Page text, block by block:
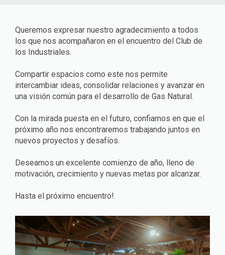
Queremos expresar nuestro agradecimiento a todos
los que nos acompañaron en el encuentro del Club de
los Industriales.
Compartir espacios como este nos permite
intercambiar ideas, consolidar relaciones y avanzar en
una visión común para el desarrollo de Gas Natural.
Con la mirada puesta en el futuro, confiamos en que el
próximo año nos encontraremos trabajando juntos en
nuevos proyectos y desafíos.
Deseamos un excelente comienzo de año, lleno de
motivación, crecimiento y nuevas metas por alcanzar.
Hasta el próximo encuentro!.